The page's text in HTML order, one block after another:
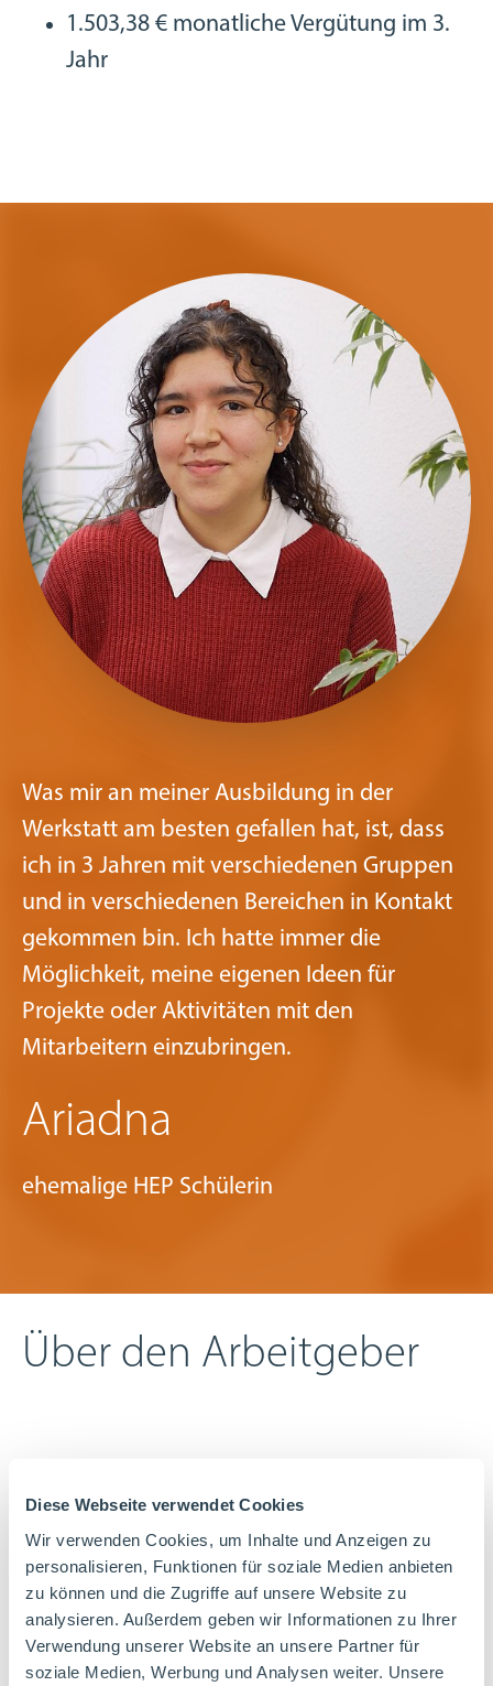
Diese Webseite verwendet Cookies
Wir verwenden Cookies, um Inhalte und Anzeigen zu
personalisieren, Funktionen für soziale Medien anbieten
zu können und die Zugriffe auf unsere Website zu
analysieren. Außerdem geben wir Informationen zu Ihrer
Verwendung unserer Website an unsere Partner für
soziale Medien, Werbung und Analysen weiter. Unsere
1.503,38 € monatliche Vergütung im 3.
Jahr
Was mir an meiner Ausbildung in der
Werkstatt am besten gefallen hat, ist, dass
ich in 3 Jahren mit verschiedenen Gruppen
und in verschiedenen Bereichen in Kontakt
gekommen bin. Ich hatte immer die
Möglichkeit, meine eigenen Ideen für
Projekte oder Aktivitäten mit den
Mitarbeitern einzubringen.
Ariadna
ehemalige HEP Schülerin
Über den Arbeitgeber